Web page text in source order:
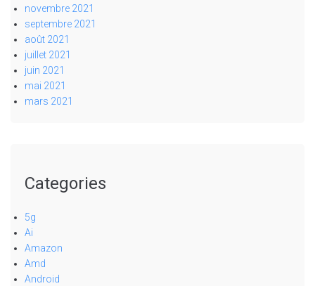
novembre 2021
septembre 2021
août 2021
juillet 2021
juin 2021
mai 2021
mars 2021
Categories
5g
Ai
Amazon
Amd
Android